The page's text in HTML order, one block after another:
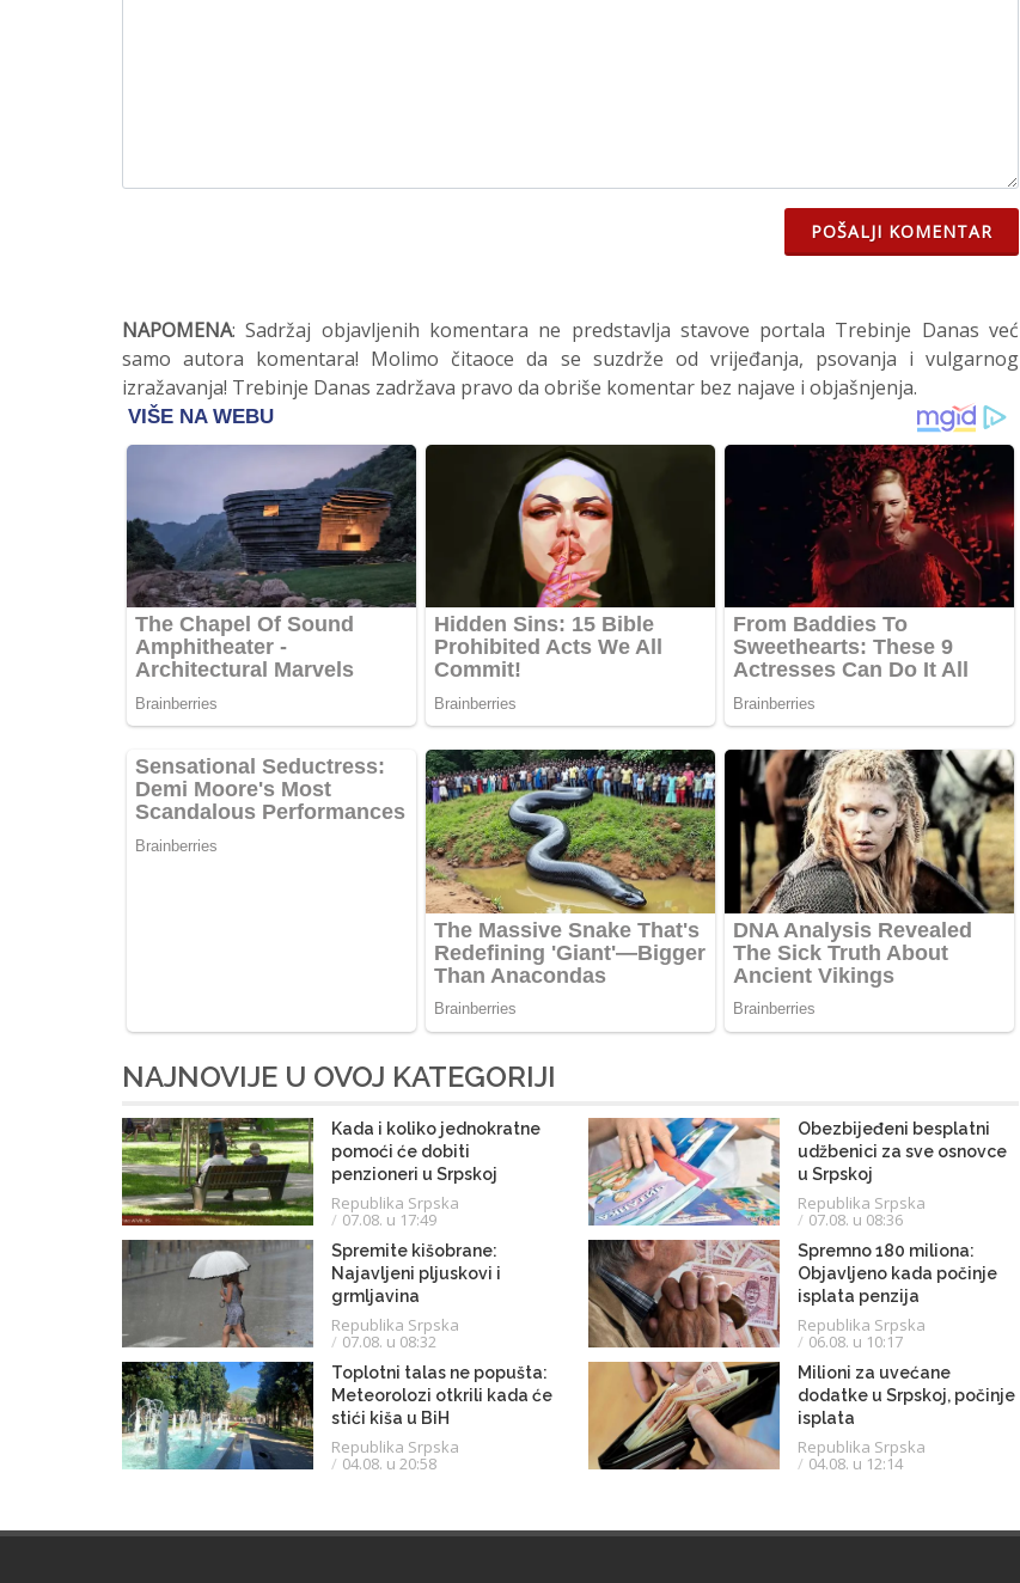
POŠALJI KOMENTAR
NAPOMENA: Sadržaj objavljenih komentara ne predstavlja stavove portala Trebinje Danas već
samo autora komentara! Molimo čitaoce da se suzdrže od vrijeđanja, psovanja i vulgarnog
izražavanja! Trebinje Danas zadržava pravo da obriše komentar bez najave i objašnjenja.
NAJNOVIJE U OVOJ KATEGORIJI
Kada i koliko jednokratne
pomoći će dobiti
penzioneri u Srpskoj
Republika Srpska
07.08. u 17:49
Obezbijeđeni besplatni
udžbenici za sve osnovce
u Srpskoj
Republika Srpska
07.08. u 08:36
Spremite kišobrane:
Najavljeni pljuskovi i
grmljavina
Republika Srpska
07.08. u 08:32
Spremno 180 miliona:
Objavljeno kada počinje
isplata penzija
Republika Srpska
06.08. u 10:17
Toplotni talas ne popušta:
Meteorolozi otkrili kada će
stići kiša u BiH
Republika Srpska
04.08. u 20:58
Milioni za uvećane
dodatke u Srpskoj, počinje
isplata
Republika Srpska
04.08. u 12:14